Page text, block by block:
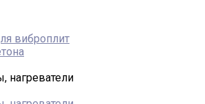
виброплит
нагреватели